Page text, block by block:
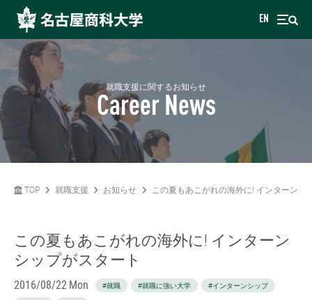
EN
就職支援に関するお知らせ
Career News
TOP 就職支援 お知らせ この夏もあこがれの海外に! インターンシ
この夏もあこがれの海外に! インターン
シップがスタート
2016/08/22 Mon #就職 #就職に強い大学 #インターンシップ